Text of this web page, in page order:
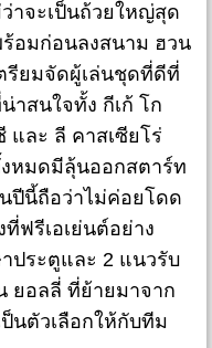
ว่าจะเป็นถ้วยใหญ่สุด
อมก่อนลงสนาม ฮวน
รียมจัดผู้เล่นชุดที่ดีที่
าสนใจทั้ง กีเก้ โก
และ ลี คาสเซียโร่
หมดมีลุ้นออกสตาร์ท
ปีนี้ถือว่าไม่ค่อยโดด
ฟรีเอเย่นต์อย่าง
ประตูและ 2 แนวรับ
ยอลลี่ ที่ย้ายมาจาก
นตัวเลือกให้กับทีม